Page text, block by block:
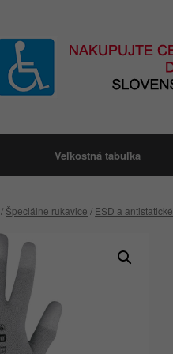
Veľkostná tabuľka
/ Špeciálne rukavice / ESD a antistatické